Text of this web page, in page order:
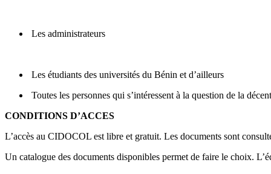
Les administrateurs
Les étudiants des universités du Bénin et d’ailleurs
Toutes les personnes qui s’intéressent à la question de la
CONDITIONS D’ACCES
L’accès au CIDOCOL est libre et gratuit. Les documents sont
Un catalogue des documents disponibles permet de faire le choix.